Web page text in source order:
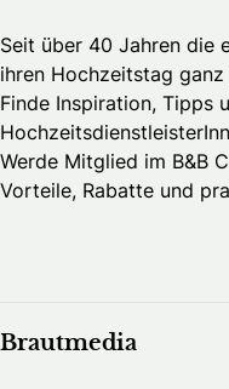
Seit über 40 Jahren die
ihren Hochzeitstag
Finde Inspiration, Tipps
Werde Mitglied im B&B
Vorteile, Rabatte und
Brautmedia